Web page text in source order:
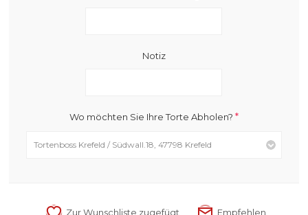
Notiz
Wo möchten Sie Ihre Torte Abholen? *